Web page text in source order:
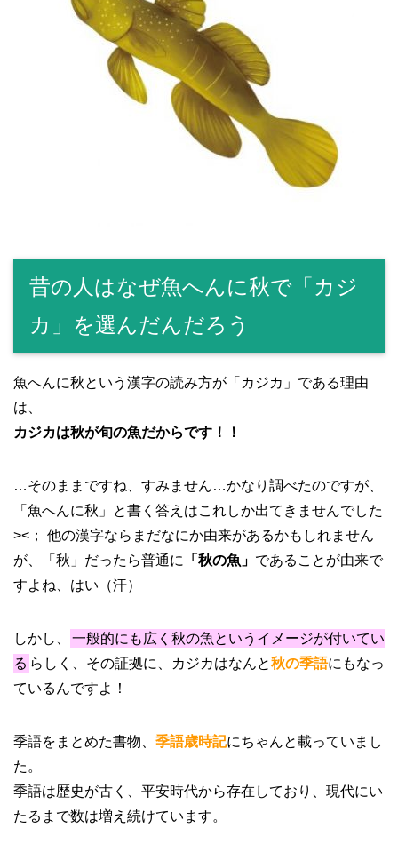
昔の人はなぜ魚へんに秋で「カジ
カ」を選んだんだろう
魚へんに秋という漢字の読み方が「カジカ」である理由
は、
カジカは秋が旬の魚だからです！！
…そのままですね、すみません…かなり調べたのですが、
「魚へんに秋」と書く答えはこれしか出てきませんでした
><； 他の漢字ならまだなにか由来があるかもしれません
が、「秋」だったら普通に
「秋の魚」 であることが由来で
すよね、はい（汗）
しかし、
一般的にも広く秋の魚というイメージが付いてい
る らしく、その証拠に、カジカはなんと秋の季語にもなっ
ているんですよ！
季語をまとめた書物、 季語歳時記にちゃんと載っていまし
た。
季語は歴史が古く、平安時代から存在しており、現代にい
たるまで数は増え続けています。